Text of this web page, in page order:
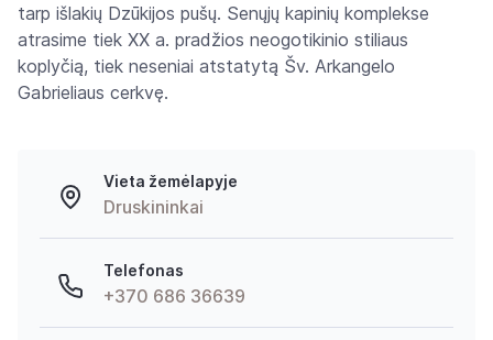
tarp išlakių Dzūkijos pušų. Senųjų kapinių komplekse
atrasime tiek XX a. pradžios neogotikinio stiliaus
koplyčią, tiek neseniai atstatytą Šv. Arkangelo
Gabrieliaus cerkvę.
Vieta žemėlapyje
Druskininkai
Telefonas
+370 686 36639